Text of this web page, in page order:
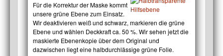
Für die Korrektur der Maske kommt
unsere grüne Ebene zum Einsatz.
Wir deaktivieren weiß und schwarz, markieren die grüne
Ebene und wählen Deckkraft ca. 50 %. Wir sehen jetzt die
maskierte Ebenenkopie über dem Original und
dazwischen liegt eine halbdurchlässige grüne Folie.